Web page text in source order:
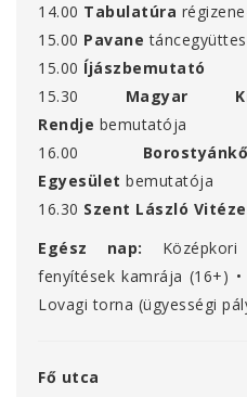
14.00 Tabulatúra
15.00 Pavane táncegyüttes
15.00 Íjászbemutató
15.30
Magyar
Rendje bemutatója
16.00
Egyesület bemutatója
16.30 Szent László
Egész nap:
fenyítések kamrája (16+)
Lovagi torna (ügyességi
Fő utca